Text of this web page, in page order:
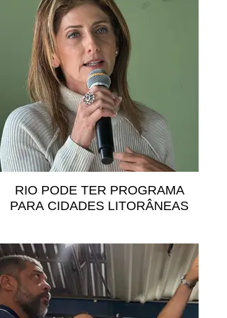
RIO PODE TER PROGRAMA
PARA CIDADES LITORÂNEAS